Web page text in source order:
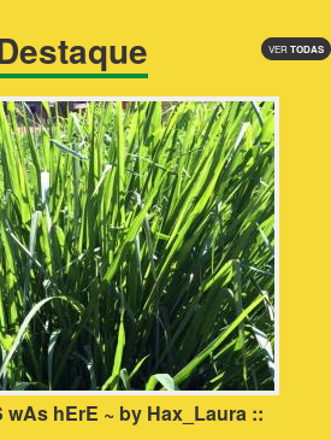
VER TODAS
wAs hErE ~ by Hax_Laura ::